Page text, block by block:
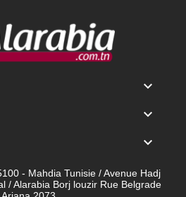



- Mahdia Tunisie / Avenue Hadj
/ Alarabia Borj louzir Rue Belgrade